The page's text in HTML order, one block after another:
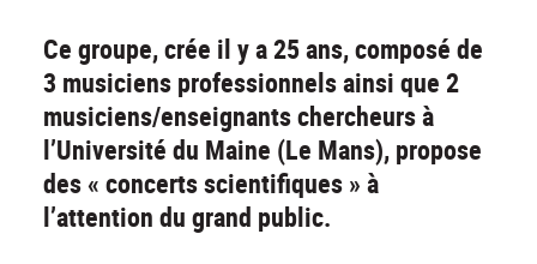
Ce groupe, crée il y a 25 ans, composé de
3 musiciens professionnels ainsi que 2
musiciens/enseignants chercheurs à
l’Université du Maine (Le Mans), propose
des « concerts scientifiques » à
l’attention du grand public.